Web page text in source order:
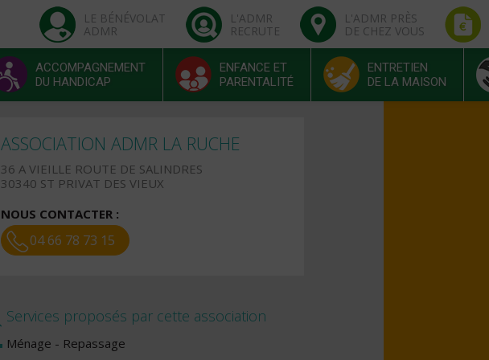
LE BÉNÉVOLAT
ADMR
L'ADMR
RECRUTE
L'ADMR PRÈS
DE CHEZ VOUS
ACCOMPAGNEMENT
DU HANDICAP
ENFANCE ET
PARENTALITÉ
ENTRETIEN
DE LA MAISON
ASSOCIATION ADMR LA RUCHE
36 A VIEILLE ROUTE DE SALINDRES
30340 ST PRIVAT DES VIEUX
NOUS CONTACTER :
04 66 78 73 15
Services proposés par cette association
Ménage - Repassage